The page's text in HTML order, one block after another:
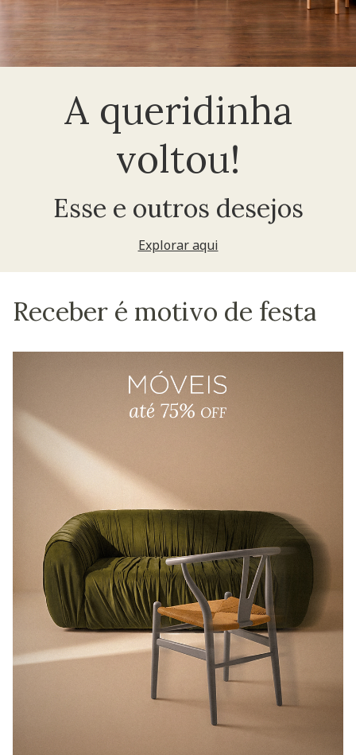
A queridinha
voltou!
Esse e outros desejos
Explorar aqui
Receber é motivo de festa